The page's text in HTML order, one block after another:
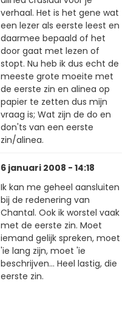
verhaal. Het is het gene wat
een lezer als eerste leest en
daarmee bepaald of het
door gaat met lezen of
stopt. Nu heb ik dus echt de
meeste grote moeite met
de eerste zin en alinea op
papier te zetten dus mijn
vraag is; Wat zijn de do en
don'ts van een eerste
zin/alinea.
6 januari 2008 - 14:18
Ik kan me geheel aansluiten
bij de redenering van
Chantal. Ook ik worstel vaak
met de eerste zin. Moet
iemand gelijk spreken, moet
'ie lang zijn, moet 'ie
beschrijven... Heel lastig, die
eerste zin.